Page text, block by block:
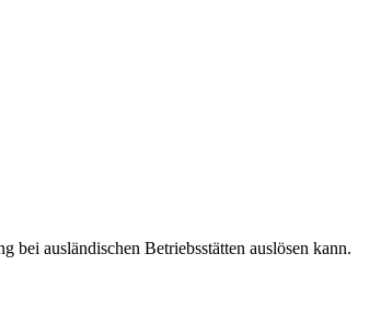
ausländischen Betriebsstätten auslösen kann.